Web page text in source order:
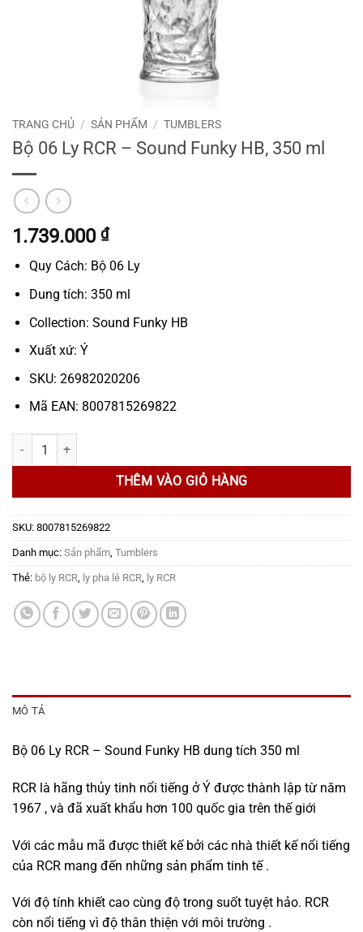
TRANG CHỦ / SẢN PHẨM / TUMBLERS
Bộ 06 Ly RCR – Sound Funky HB, 350 ml
1.739.000 ₫
Quy Cách: Bộ 06 Ly
Dung tích: 350 ml
Collection: Sound Funky HB
Xuất xứ: Ý
SKU: 26982020206
Mã EAN: 8007815269822
Bộ 06 Ly RCR - Sound Funky HB, 350 ml số lượng
THÊM VÀO GIỎ HÀNG
SKU: 8007815269822
Danh mục: Sản phẩm, Tumblers
Thẻ: bộ ly RCR, ly pha lê RCR, ly RCR
MÔ TẢ
Bộ 06 Ly RCR – Sound Funky HB dung tích 350 ml
RCR là hãng thủy tinh nổi tiếng ở Ý được thành lập từ năm
1967 , và đã xuất khẩu hơn 100 quốc gia trên thế giới
Với các mẫu mã được thiết kế bởi các nhà thiết kế nổi tiếng
của RCR mang đến những sản phẩm tinh tế .
Với độ tính khiết cao cùng độ trong suốt tuyệt hảo. RCR
còn nổi tiếng vì độ thân thiện với môi trường .